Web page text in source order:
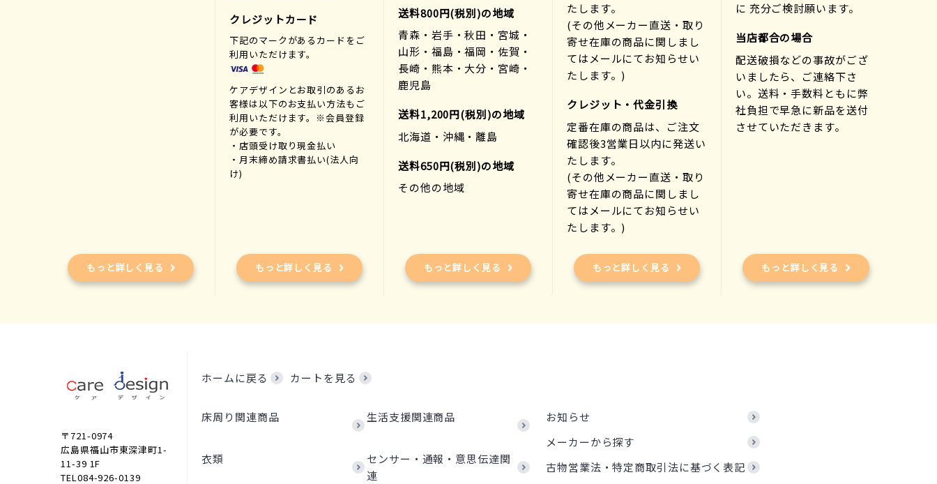
もっと詳しく見る
クレジットカード
下記のマークがあるカードをご
利用いただけます。
ケアデザインとお取引のあるお
客様は以下のお支払い方法もご
利用いただけます。※会員登録
が必要です。
・店頭受け取り現金払い
・月末締め請求書払い(法人向
け)
もっと詳しく見る
送料800円(税別)の地域
青森・岩手・秋田・宮城・
山形・福島・福岡・佐賀・
長崎・熊本・大分・宮崎・
鹿児島
送料1,200円(税別)の地域
北海道・沖縄・離島
送料650円(税別)の地域
その他の地域
もっと詳しく見る
たします。
(その他メーカー直送・取り
寄せ在庫の商品に関しまし
てはメールにてお知らせい
たします。)
クレジット・代金引換
定番在庫の商品は、ご注文
確認後3営業日以内に発送い
たします。
(その他メーカー直送・取り
寄せ在庫の商品に関しまし
てはメールにてお知らせい
たします。)
もっと詳しく見る
に 充分ご検討願います。
当店都合の場合
配送破損などの事故がござ
いましたら、ご連絡下さ
い。送料・手数料ともに弊
社負担で早急に新品を送付
させていただきます。
もっと詳しく見る
〒721-0974
広島県福山市東深津町1-
11-39 1F
TEL084-926-0139
ホームに戻る カートを見る
床周り関連商品
衣類
生活支援関連商品
センサー・通報・意思伝達関
連
お知らせ
メーカーから探す
古物営業法・特定商取引法に基づく表記